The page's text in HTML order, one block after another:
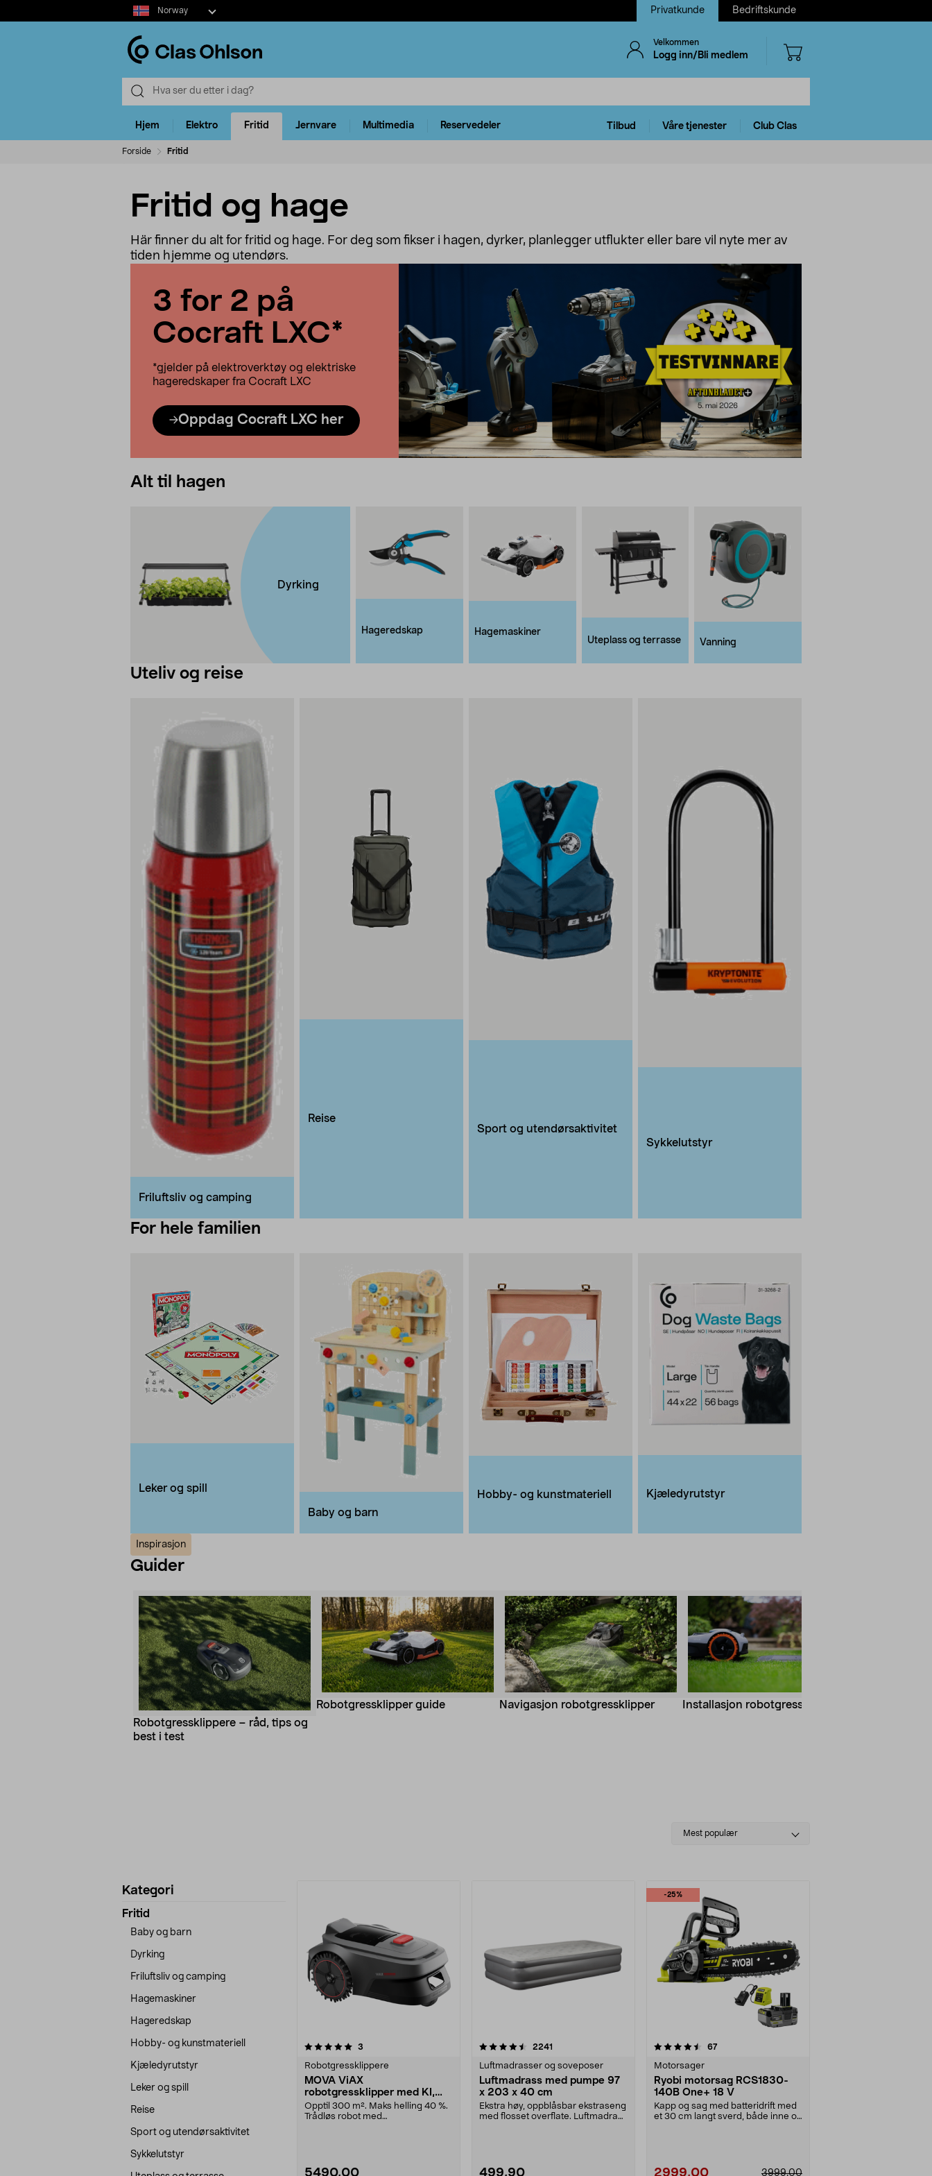
Select
market
Norway Privatkunde Bedriftskunde
Velkommen
Logg inn/Bli medlem
Hjem Elektro Fritid Jernvare Multimedia Reservedeler Tilbud Våre tjenester Club Clas
Forside Fritid
Fritid og hage
Här finner du alt for fritid og hage. For deg som fikser i hagen, dyrker, planlegger utflukter eller bare vil nyte mer av
tiden hjemme og utendørs.
3 for 2 på
Cocraft LXC*
*gjelder på elektroverktøy og elektriske
hageredskaper fra Cocraft LXC
Oppdag Cocraft LXC her
Alt til hagen
Dyrking
Hageredskap
Hagemaskiner
Uteplass og terrasse
Vanning
Uteliv og reise
Friluftsliv og camping
Reise
Sport og utendørsaktivitet
Sykkelutstyr
For hele familien
Leker og spill
Baby og barn
Hobby- og kunstmateriell Kjæledyrutstyr
Inspirasjon
Guider
Robotgressklippere – råd, tips og
best i test
Robotgressklipper guide Navigasjon robotgressklipper Installasjon robotgressklipper
Select
Mest populær
Avgrens
produkter
Kategori
Fritid
Baby og barn
Dyrking
Friluftsliv og camping
Hagemaskiner
Hageredskap
Hobby- og kunstmateriell
Kjæledyrutstyr
Leker og spill
Reise
Sport og utendørsaktivitet
Sykkelutstyr
5.0 av 5 stjerner 3
Robotgressklippere
MOVA ViAX
robotgressklipper med KI,
uten ledning, 300 m2
Opptil 300 m². Maks helling 40 %.
Trådløs robot med
5490,00
4.5 av 5 stjerner 2241
Luftmadrasser og soveposer
Luftmadrass med pumpe 97
x 203 x 40 cm
Ekstra høy, oppblåsbar ekstraseng
med flosset overflate. Luftmadrass
499,90
-25%
4.5 av 5 stjerner 67anmeldelser
Motorsager
Ryobi motorsag RCS1830-
140B One+ 18 V
Kapp og sag med batteridrift med
et 30 cm langt sverd, både inne og
2999,00 3999,00